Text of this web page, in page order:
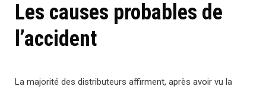
Les causes probables de
l’accident
La majorité des distributeurs affirment, après avoir vu la